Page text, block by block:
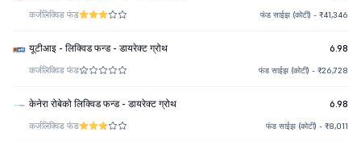
कर्जलिक्विड फंड फंड साईझ (कोटी) - ₹41,346
यूटीआइ - लिक्विड फन्ड - डायरेक्ट ग्रोथ 6.98
कर्जलिक्विड फंड फंड साईझ (कोटी) - ₹26,728
केनेरा रोबेको लिक्विड फन्ड - डायरेक्ट ग्रोथ 6.98
कर्जलिक्विड फंड फंड साईझ (कोटी) - ₹8,011